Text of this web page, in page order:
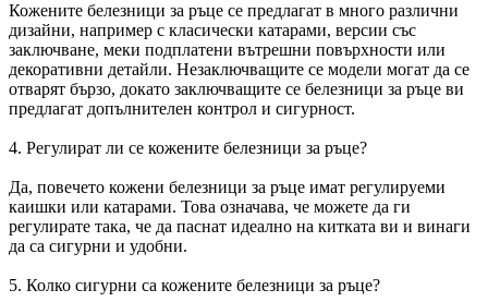
Кожените белезници за ръце се предлагат в много различни
дизайни, например с класически катарами, версии със
заключване, меки подплатени вътрешни повърхности или
декоративни детайли. Незаключващите се модели могат да се
отварят бързо, докато заключващите се белезници за ръце ви
предлагат допълнителен контрол и сигурност.
4. Регулират ли се кожените белезници за ръце?
Да, повечето кожени белезници за ръце имат регулируеми
каишки или катарами. Това означава, че можете да ги
регулирате така, че да паснат идеално на китката ви и винаги
да са сигурни и удобни.
5. Колко сигурни са кожените белезници за ръце?